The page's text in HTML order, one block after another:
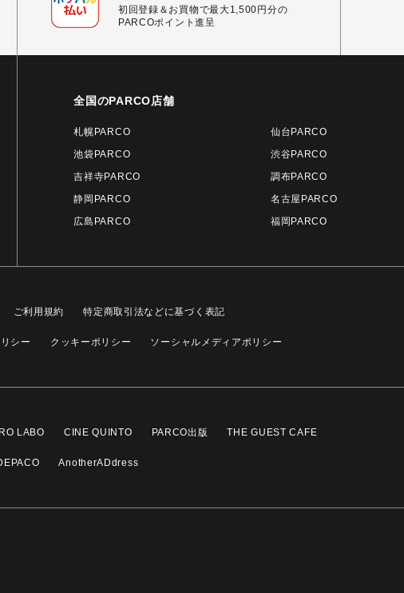
初回登録＆お買物で最大1,500円分の
PARCOポイント進呈
全国のPARCO店舗
札幌PARCO 仙台PARCO
池袋PARCO
渋谷PARCO
吉祥寺PARCO
調布PARCO
静岡PARCO
名古屋PARCO
広島PARCO
福岡PARCO
ご利用規約 特定商取引法などに基づく表記
シー クッキーポリシー ソーシャルメディアポリシー
LABO CINE QUINTO PARCO出版 THE GUEST CAFE
AnotherADdress